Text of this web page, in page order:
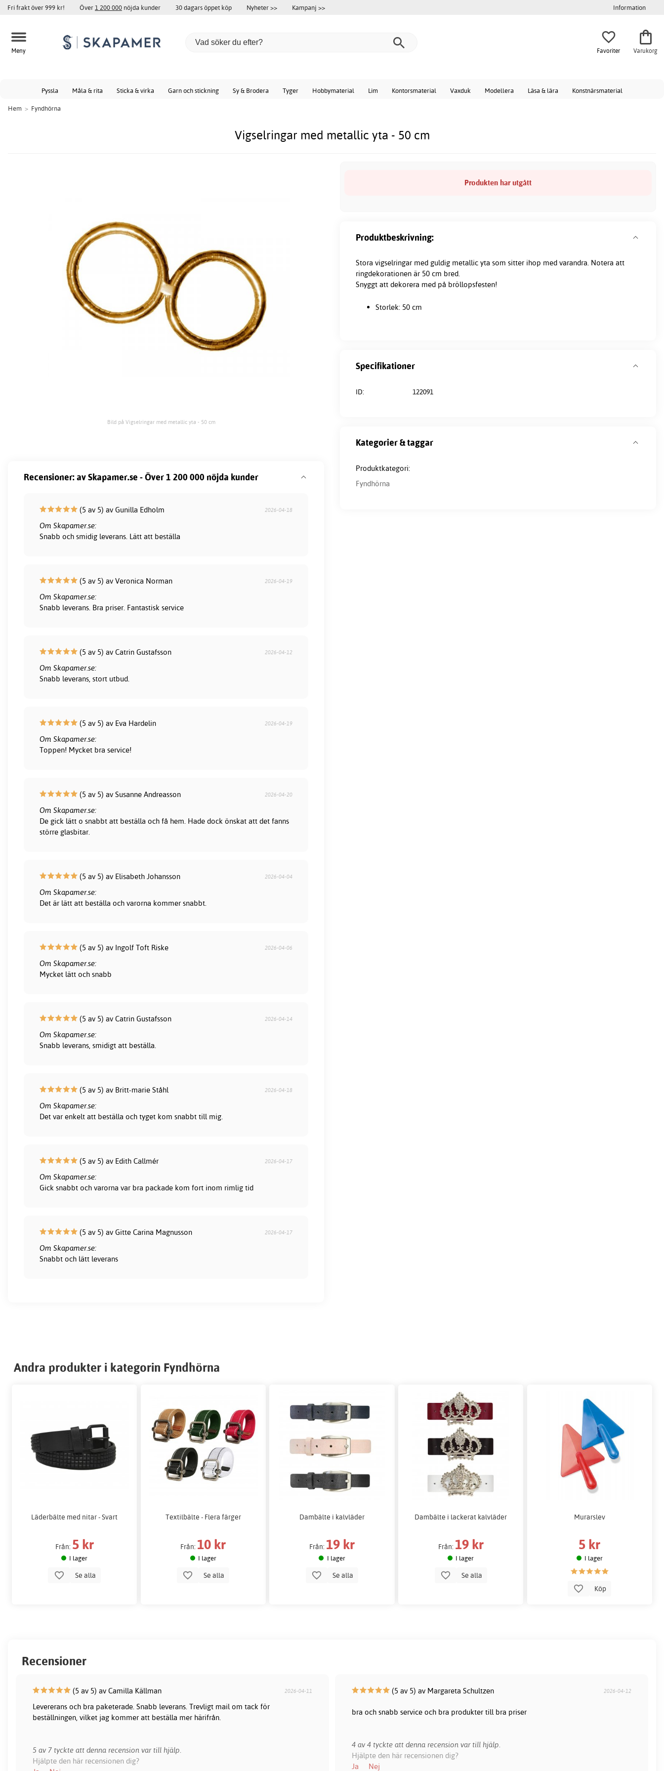
Fri frakt över 999 kr! Över1 200 000 nöjda kunder 30 dagars öppet köp Nyheter >> Kampanj >> Information
Meny Favoriter Varukorg
Pyssla Måla & rita Sticka & virka Garn och stickning Sy & Brodera Tyger Hobbymaterial Lim Kontorsmaterial Vaxduk Modellera Läsa & lära Konstnärsmaterial
Hem > Fyndhörna
Vigselringar med metallic yta - 50 cm
Bild på Vigselringar med metallic yta - 50 cm
Produkten har utgått
Produktbeskrivning:
Stora vigselringar med guldig metallic yta som sitter ihop med varandra. Notera att
ringdekorationen är 50 cm bred.
Snyggt att dekorera med på bröllopsfesten!
Storlek: 50 cm
Specifikationer
ID: 122091
Kategorier & taggar
Produktkategori:
Fyndhörna
Recensioner: av Skapamer.se - Över 1 200 000 nöjda kunder
(5 av 5) av Gunilla Edholm 2026-04-18
Om Skapamer.se:
Snabb och smidig leverans. Lätt att beställa
(5 av 5) av Veronica Norman 2026-04-19
Om Skapamer.se:
Snabb leverans. Bra priser. Fantastisk service
(5 av 5) av Catrin Gustafsson 2026-04-12
Om Skapamer.se:
Snabb leverans, stort utbud.
(5 av 5) av Eva Hardelin 2026-04-19
Om Skapamer.se:
Toppen! Mycket bra service!
(5 av 5) av Susanne Andreasson 2026-04-20
Om Skapamer.se:
De gick lätt o snabbt att beställa och få hem. Hade dock önskat att det fanns
större glasbitar.
(5 av 5) av Elisabeth Johansson 2026-04-04
Om Skapamer.se:
Det är lätt att beställa och varorna kommer snabbt.
(5 av 5) av Ingolf Toft Riske 2026-04-06
Om Skapamer.se:
Mycket lätt och snabb
(5 av 5) av Catrin Gustafsson 2026-04-14
Om Skapamer.se:
Snabb leverans, smidigt att beställa.
(5 av 5) av Britt-marie Ståhl 2026-04-18
Om Skapamer.se:
Det var enkelt att beställa och tyget kom snabbt till mig.
(5 av 5) av Edith Callmér 2026-04-17
Om Skapamer.se:
Gick snabbt och varorna var bra packade kom fort inom rimlig tid
(5 av 5) av Gitte Carina Magnusson 2026-04-17
Om Skapamer.se:
Snabbt och lätt leverans
Andra produkter i kategorin Fyndhörna
Läderbälte med nitar - Svart
Från: 5 kr
I lager
Se alla
Textilbälte - Flera färger
Från: 10 kr
I lager
Se alla
Dambälte i kalvläder
Från: 19 kr
I lager
Se alla
Dambälte i lackerat kalvläder
Från: 19 kr
I lager
Se alla
Murarslev
5 kr
I lager
Köp
Recensioner
(5 av 5) av Camilla Källman 2026-04-11
Levererans och bra paketerade. Snabb leverans. Trevligt mail om tack för
beställningen, vilket jag kommer att beställa mer härifrån.
5 av 7 tyckte att denna recension var till hjälp.
Hjälpte den här recensionen dig?
(5 av 5) av Margareta Schultzen 2026-04-12
bra och snabb service och bra produkter till bra priser
4 av 4 tyckte att denna recension var till hjälp.
Hjälpte den här recensionen dig?
Ja
Nej